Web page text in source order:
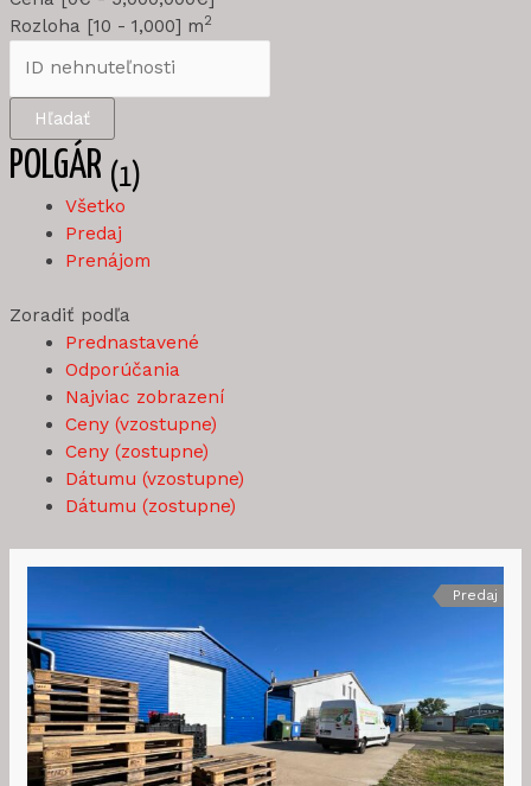
Rozloha [10 -1,000] m2
Hľadať
POLGÁR (1)
Všetko
Predaj
Prenájom
Zoradiť podľa
Prednastavené
Odporúčania
Najviac zobrazení
Ceny (vzostupne)
Ceny (zostupne)
Dátumu (vzostupne)
Dátumu (zostupne)
Predaj